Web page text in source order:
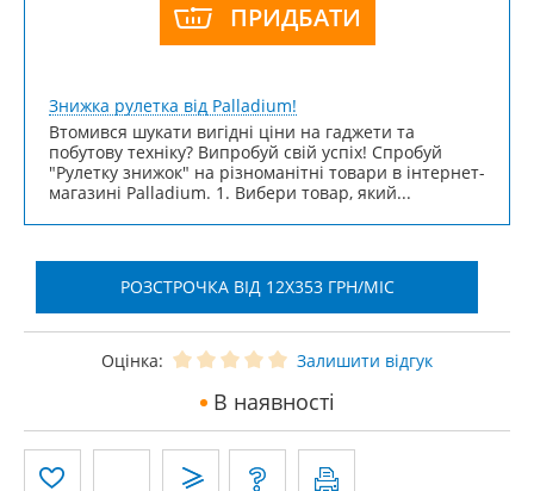
ПРИДБАТИ
Знижка рулетка від Palladium!
Втомився шукати вигідні ціни на гаджети та
побутову техніку? Випробуй свій успіх! Спробуй
"Рулетку знижок" на різноманітні товари в інтернет-
магазині Palladium. 1. Вибери товар, який...
РОЗСТРОЧКА ВІД 12X353 ГРН/МІС
Оцінка: Залишити відгук
В наявності